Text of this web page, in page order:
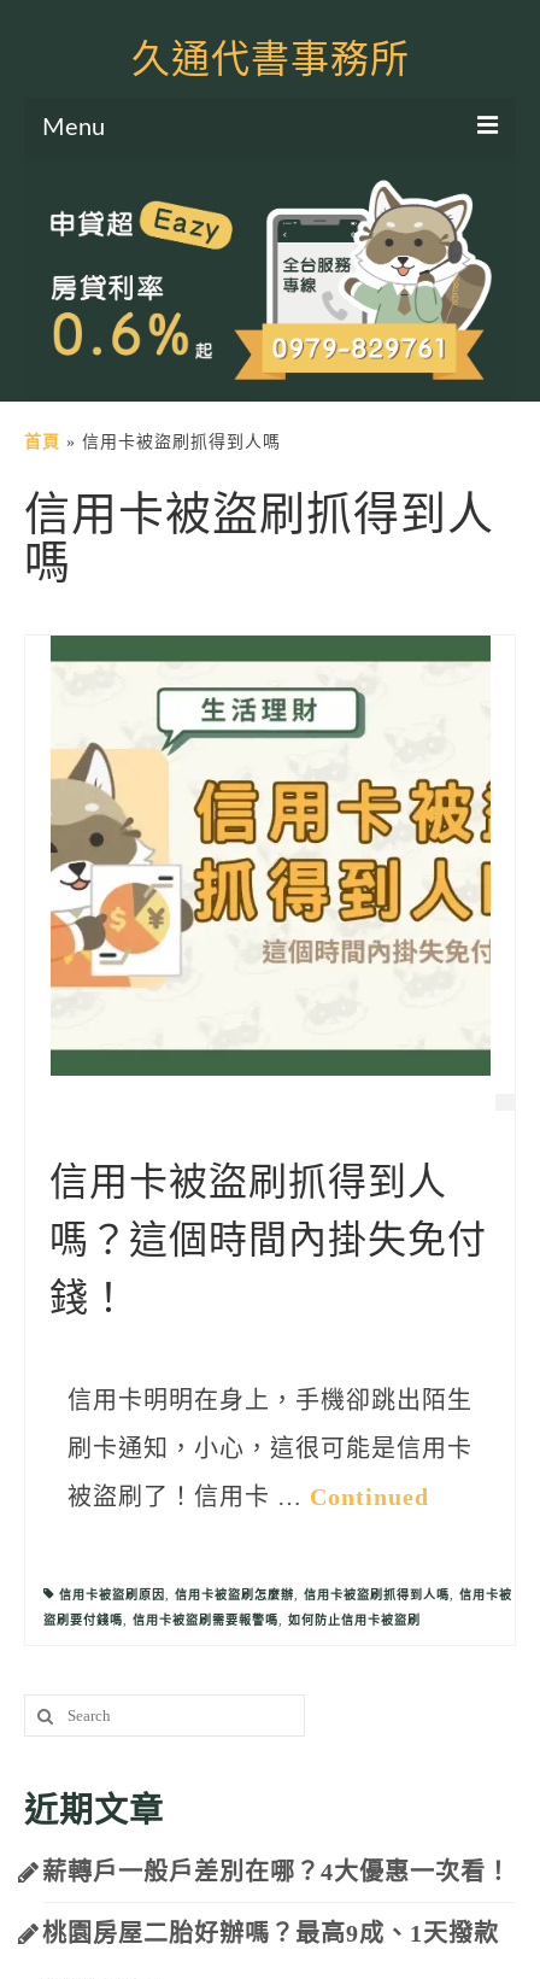
久通代書事務所
Menu
土地二胎申貸
房屋二胎申貸
軍公教貸款
土地貸款
房屋貸款
信用貸款
精選知識
銀行貸款
其他貸款
申貸Q&A
久通專欄
時事解析
生活理財
房產Q&A
首頁 » 信用卡被盜刷抓得到人嗎
信用卡被盜刷抓得到人
嗎
信用卡被盜刷抓得到人
嗎？這個時間內掛失免付
錢！
信用卡明明在身上，手機卻跳出陌生
刷卡通知，小心，這很可能是信用卡
被盜刷了！信用卡 … Continued
信用卡被盜刷原因, 信用卡被盜刷怎麼辦, 信用卡被盜刷抓得到人嗎, 信用卡被
盜刷要付錢嗎, 信用卡被盜刷需要報警嗎, 如何防止信用卡被盜刷
Search
for:
近期文章
薪轉戶一般戶差別在哪？4大優惠一次看！
桃園房屋二胎好辦嗎？最高9成、1天撥款